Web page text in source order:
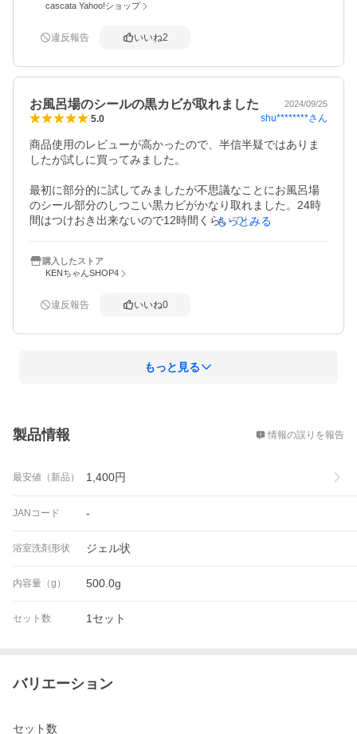
すぐに届けていただけて感謝です！
cascata Yahoo!ショップ
違反報告 いいね2
お風呂場のシールの黒カビが取れました 2024/09/25
5.0 shu********さん
商品使用のレビューが高かったので、半信半疑ではありま
したが試しに買ってみました。
最初に部分的に試してみましたが不思議なことにお風呂場
のシール部分のしつこい黒カビがかなり取れました。24時
間はつけおき出来ないので12時間くらいでしたがびっくり
粘性もある程度高いのでだれにくく使い勝手がいいです。
先も細く出しやすく、手につく心配もいので使いやすいで
匂いも塩素漂白剤ほど強烈ではないので助かります。
汚く見えたシール部分の黒カビが取れて気分的にも嬉しい
もっとみる
購入したストア
KENちゃんSHOP4
違反報告 いいね0
もっと見る
製品情報 情報の誤りを報告
最安値（新品） 1,400円
JANコード -
浴室洗剤形状 ジェル状
内容量（g） 500.0g
セット数 1セット
バリエーション
セット数